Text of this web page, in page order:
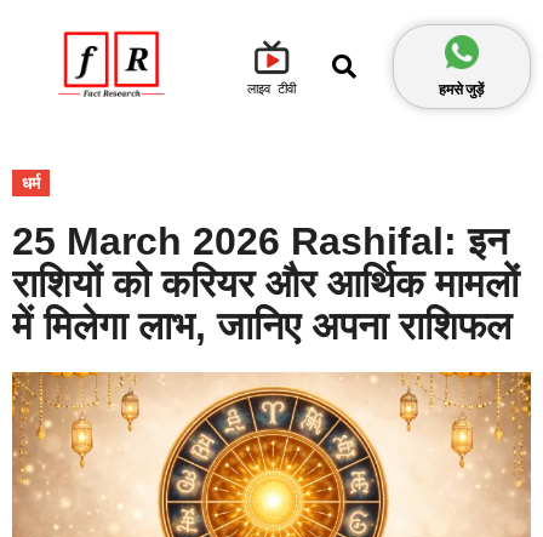
लाइव टीवी हमसे जुड़ें
धर्म
25 March 2026 Rashifal: इन
राशियों को करियर और आर्थिक मामलों
में मिलेगा लाभ, जानिए अपना राशिफल